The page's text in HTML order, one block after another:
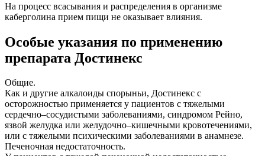
На процесс всасывания и распределения в организме
каберголина прием пищи не оказывает влияния.
Особые указания по применению
препарата Достинекс
Общие.
Как и другие алкалоиды спорыньи, Достинекс с
осторожностью применяется у пациентов с тяжелыми
сердечно–сосудистыми заболеваниями, синдромом Рейно,
язвой желудка или желудочно–кишечными кровотечениями,
или с тяжелыми психическими заболеваниями в анамнезе.
Печеночная недостаточность.